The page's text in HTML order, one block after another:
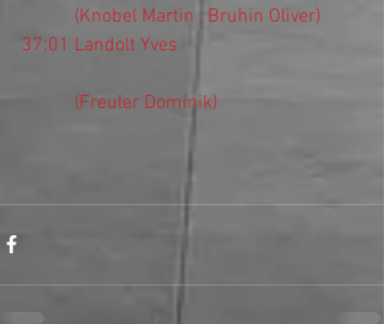
           (Knobel Martin , Bruhin Oliver)
37:01 Landolt Yves
           (Freuler Dominik)